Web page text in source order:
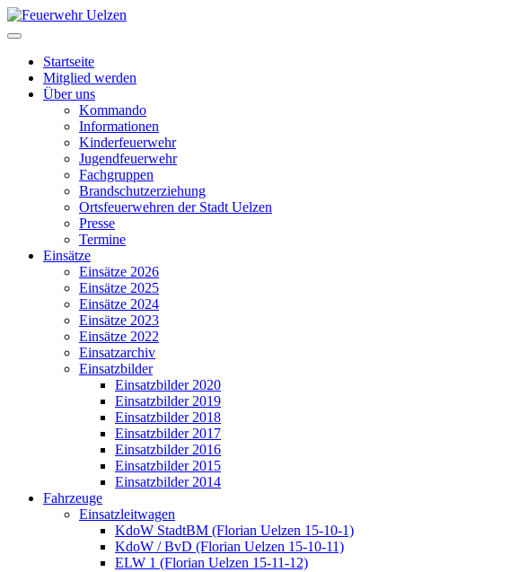
Startseite
Mitglied werden
Über uns
Kommando
Informationen
Kinderfeuerwehr
Jugendfeuerwehr
Fachgruppen
Brandschutzerziehung
Ortsfeuerwehren der Stadt Uelzen
Presse
Termine
Einsätze
Einsätze 2026
Einsätze 2025
Einsätze 2024
Einsätze 2023
Einsätze 2022
Einsatzarchiv
Einsatzbilder
Einsatzbilder 2020
Einsatzbilder 2019
Einsatzbilder 2018
Einsatzbilder 2017
Einsatzbilder 2016
Einsatzbilder 2015
Einsatzbilder 2014
Fahrzeuge
Einsatzleitwagen
KdoW StadtBM (Florian Uelzen 15-10-1)
KdoW / BvD (Florian Uelzen 15-10-11)
ELW 1 (Florian Uelzen 15-11-12)